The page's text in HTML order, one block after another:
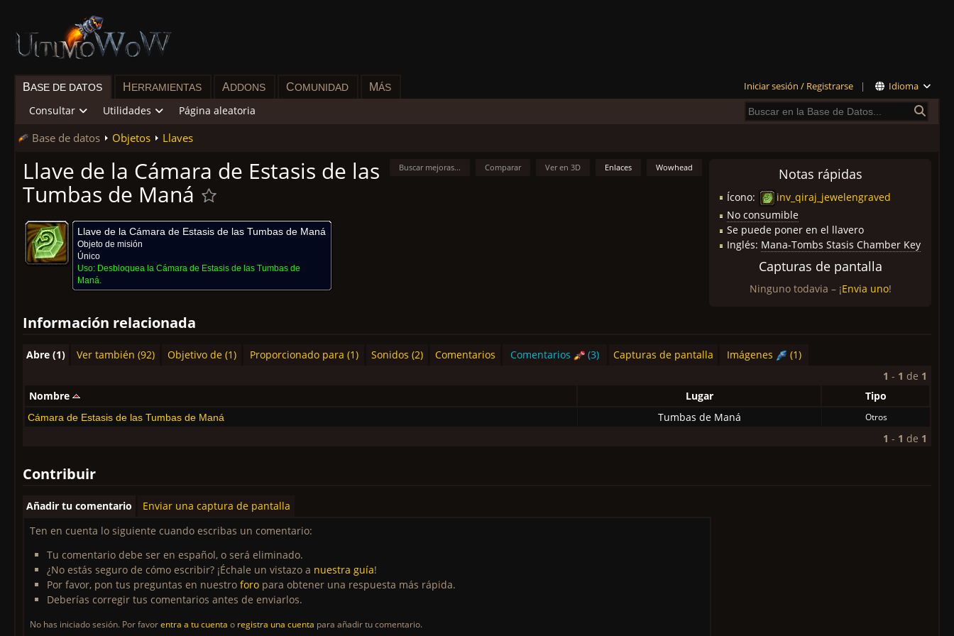
Iniciar sesión / Registrarse | Idioma
BASE DE DATOS H ERRAMIENTAS ADDONS COMUNIDAD MÁS
Consultar Utilidades Página aleatoria
Base de datos Objetos Llaves
Notas rápidas
Ícono:
inv_qiraj_jewelengraved
No consumible
Se puede poner en el llavero
Inglés: Mana-Tombs Stasis Chamber Key
Capturas de pantalla
Ninguno todavia – ¡Envia uno!
Wowhead
Enlaces
Ver en 3D
Comparar
Buscar mejoras...
Llave de la Cámara de Estasis de las
Tumbas de Maná
Llave de la Cámara de Estasis de las Tumbas de Maná
Objeto de misión
Único
Uso: Desbloquea la Cámara de Estasis de las Tumbas de
Maná.
Información relacionada
Abre (1) Ver también (92) Objetivo de (1) Proporcionado para (1) Sonidos (2) Comentarios Comentarios (3) Capturas de pantalla Imágenes
(1)
1 - 1 de 1
Nombre
Lugar Tipo
Cámara de Estasis de las Tumbas de Maná Tumbas de Maná Otros
1 - 1 de 1
Contribuir
Añadir tu comentario
Enviar una captura de pantalla
Ten en cuenta lo siguiente cuando escribas un comentario:
Tu comentario debe ser en español, o será eliminado.
¿No estás seguro de cómo escribir? ¡Échale un vistazo a nuestra guía!
Por favor, pon tus preguntas en nuestro foro para obtener una respuesta más rápida.
Deberías corregir tus comentarios antes de enviarlos.
No has iniciado sesión. Por favorentra a tu cuenta o registra una cuenta para añadir tu comentario.